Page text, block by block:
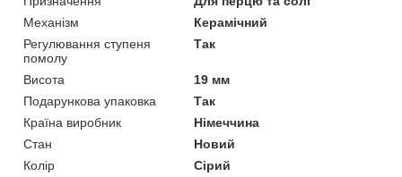
Механізм
Керамічний
Регулювання ступеня
помолу
Так
Висота
19 мм
Подарункова упаковка
Так
Країна виробник
Німеччина
Стан
Новий
Колір
Сірий